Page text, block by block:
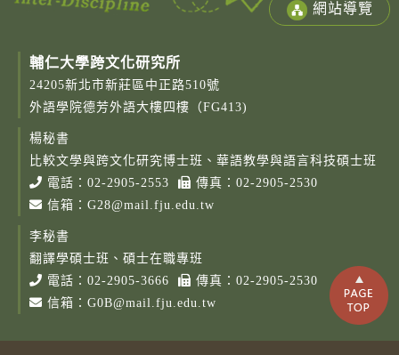
網站導覽
輔仁大學跨文化研究所
24205新北市新莊區中正路510號
外語學院德芳外語大樓四樓（FG413)
楊秘書
比較文學與跨文化研究博士班、華語教學與語言科技碩士班
電話： 02-2905-2553
傳真：02-2905-2530
信箱： G28@mail.fju.edu.tw
李秘書
翻譯學碩士班、碩士在職專班
電話： 02-2905-3666
傳真：02-2905-2530
信箱： G0B@mail.fju.edu.tw